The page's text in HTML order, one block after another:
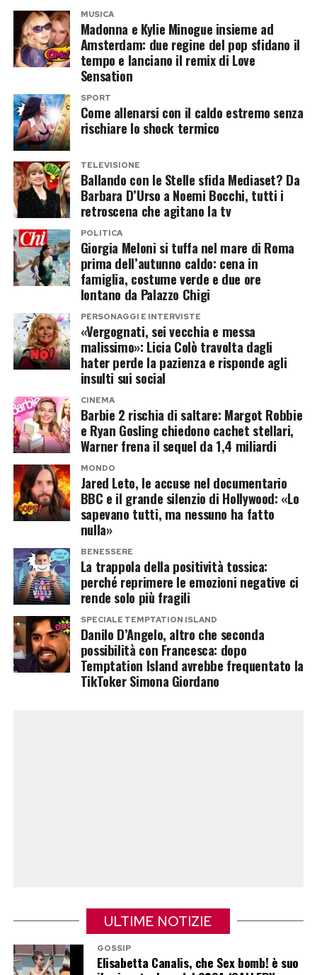
che quel giovane calciatore del Manchester
United meritava almeno uno sguardo dal vivo.
Il calcio? Non le interessava affatto
La rivelazione più curiosa riguarda però il motivo
che la portò allo stadio. Non certo la passione
per il pallone.
«La verità è che non sono mai stata una fan
del calcio. Sono andata a quella partita solo
perché il mio manager era un tifoso del
Manchester United… e perché volevo
vedere il ragazzo dell’adesivo.»
Una confessione che farà sorridere molti tifosi.
Per Victoria, il risultato della partita era
probabilmente il dettaglio meno importante
della giornata.
Da quel colpo di fulmine a una delle
coppie più famose del mondo
Pochi mesi dopo quel primo incontro, la
relazione tra Victoria Adams e David Beckham
sarebbe diventata una delle più seguite del
pianeta. Da allora sono passati quasi trent’anni,
quattro figli, una carriera straordinaria per
entrambi e un impero costruito tra moda, sport
e imprenditoria.
Nel tempo hanno attraversato gossip,
trasferimenti internazionali, pressioni
mediatiche e crisi raccontate dalla stampa,
riuscendo però a restare una delle coppie più
MUSICA
Madonna e Kylie Minogue insieme ad
Amsterdam: due regine del pop sfidano il
tempo e lanciano il remix di Love
Sensation
SPORT
Come allenarsi con il caldo estremo senza
rischiare lo shock termico
TELEVISIONE
Ballando con le Stelle sfida Mediaset? Da
Barbara D’Urso a Noemi Bocchi, tutti i
retroscena che agitano la tv
POLITICA
Giorgia Meloni si tuffa nel mare di Roma
prima dell’autunno caldo: cena in
famiglia, costume verde e due ore
lontano da Palazzo Chigi
PERSONAGGI E INTERVISTE
«Vergognati, sei vecchia e messa
malissimo»: Licia Colò travolta dagli
hater perde la pazienza e risponde agli
insulti sui social
CINEMA
Barbie 2 rischia di saltare: Margot Robbie
e Ryan Gosling chiedono cachet stellari,
Warner frena il sequel da 1,4 miliardi
MONDO
Jared Leto, le accuse nel documentario
BBC e il grande silenzio di Hollywood: «Lo
sapevano tutti, ma nessuno ha fatto
nulla»
BENESSERE
La trappola della positività tossica:
perché reprimere le emozioni negative ci
rende solo più fragili
SPECIALE TEMPTATION ISLAND
Danilo D’Angelo, altro che seconda
possibilità con Francesca: dopo
Temptation Island avrebbe frequentato la
TikToker Simona Giordano
ULTIME NOTIZIE
GOSSIP
Elisabetta Canalis, che Sex bomb! è suo